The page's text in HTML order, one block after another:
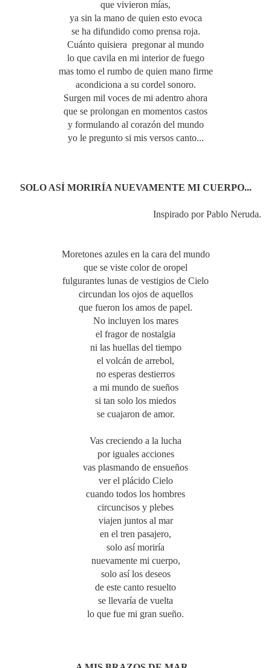
que vivieron mías,
ya sin la mano de quien esto evoca
se ha difundido como prensa roja.
Cuánto quisiera pregonar al mundo
lo que cavila en mi interior de fuego
mas tomo el rumbo de quien mano firme
acondiciona a su cordel sonoro.
Surgen mil voces de mi adentro ahora
que se prolongan en momentos castos
y formulando al corazón del mundo
yo le pregunto si mis versos canto...
SOLO ASÍ MORIRÍA NUEVAMENTE MI CUERPO...
Inspirado por Pablo Neruda.
Moretones azules en la cara del mundo
que se viste color de oropel
fulgurantes lunas de vestigios de Cielo
circundan los ojos de aquellos
que fueron los amos de papel.
No incluyen los mares
el fragor de nostalgia
ni las huellas del tiempo
el volcán de arrebol,
no esperas destierros
a mi mundo de sueños
si tan solo los miedos
se cuajaron de amor.
Vas creciendo a la lucha
por iguales acciones
vas plasmando de ensueños
ver el plácido Cielo
cuando todos los hombres
circuncisos y plebes
viajen juntos al mar
en el tren pasajero,
solo así moriría
nuevamente mi cuerpo,
solo así los deseos
de este canto resuelto
se llevaría de vuelta
lo que fue mi gran sueño.